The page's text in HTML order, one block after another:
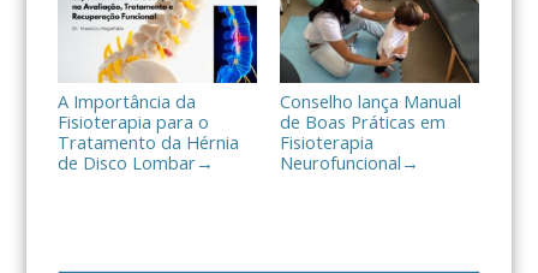
A Importância da
Fisioterapia para o
Tratamento da Hérnia
de Disco Lombar→
Conselho lança Manual
de Boas Práticas em
Fisioterapia
Neurofuncional →